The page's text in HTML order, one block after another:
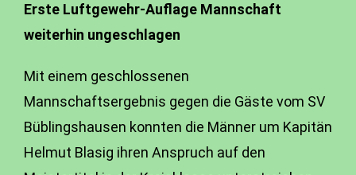
Erste Luftgewehr-Auflage Mannschaft
weiterhin ungeschlagen
Mit einem geschlossenen
Mannschaftsergebnis gegen die Gäste vom SV
Büblingshausen konnten die Männer um Kapitän
Helmut Blasig ihren Anspruch auf den